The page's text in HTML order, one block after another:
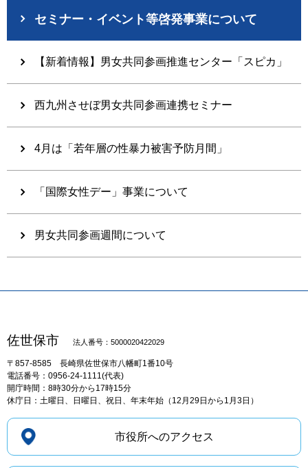
セミナー・イベント等啓発事業について
【新着情報】男女共同参画推進センター「スピカ」
西九州させぼ男女共同参画連携セミナー
4月は「若年層の性暴力被害予防月間」
「国際女性デー」事業について
男女共同参画週間について
佐世保市 法人番号：5000020422029
〒857-8585 長崎県佐世保市八幡町1番10号
電話番号：0956-24-1111(代表)
開庁時間：8時30分から17時15分
休庁日：土曜日、日曜日、祝日、年末年始（12月29日から1月3日）
市役所へのアクセス